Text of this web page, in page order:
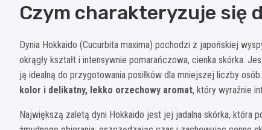
Czym charakteryzuje się
Dynia Hokkaido (Cucurbita maxima) pochodzi z japońskiej
okrągły kształt i intensywnie pomarańczowa, cienka skórka.
ją idealną do przygotowania posiłków dla mniejszej liczby osób.
kolor i delikatny, lekko orzechowy aromat, który wyraźnie
Największą zaletą dyni Hokkaido jest jej jadalna skórka, która